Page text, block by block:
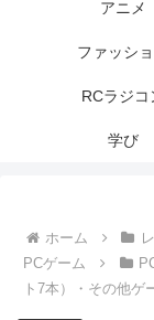
アニメ
ファッシ
RCラジコ
学び
ホーム
PCゲーム
ト7本）・その他ゲ